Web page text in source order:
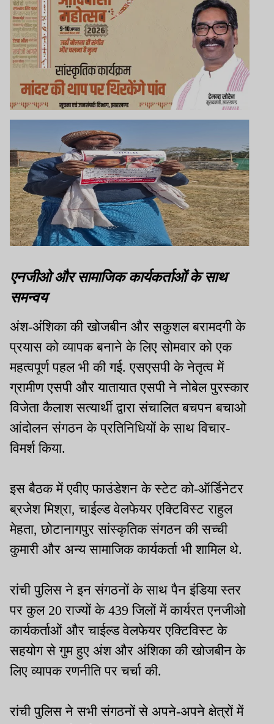
एनजीओ और सामाजिक कार्यकर्ताओं के साथ
समन्वय
अंश-अंंशिका की खोजबीन और सकुशल बरामदगी के
प्रयास को व्यापक बनाने के लिए सोमवार को एक
महत्वपूर्ण पहल भी की गई. एसएसपी के नेतृत्व में
ग्रामीण एसपी और यातायात एसपी ने नोबेल पुरस्कार
विजेता कैलाश सत्यार्थी द्वारा संचालित बचपन बचाओ
आंदोलन संगठन के प्रतिनिधियों के साथ विचार-
विमर्श किया.
इस बैठक में एवीए फाउंडेशन के स्टेट को-ऑर्डिनेटर
ब्रजेश मिश्रा, चाईल्ड वेलफेयर एक्टिविस्ट राहुल
मेहता, छोटानागपुर सांस्कृतिक संगठन की सच्ची
कुमारी और अन्य सामाजिक कार्यकर्ता भी शामिल थे.
रांची पुलिस ने इन संगठनों के साथ पैन इंडिया स्तर
पर कुल 20 राज्यों के 439 जिलों में कार्यरत एनजीओ
कार्यकर्ताओं और चाईल्ड वेलफेयर एक्टिविस्ट के
सहयोग से गुम हुए अंश और अंशिका की खोजबीन के
लिए व्यापक रणनीति पर चर्चा की.
रांची पुलिस ने सभी संगठनों से अपने-अपने क्षेत्रों में